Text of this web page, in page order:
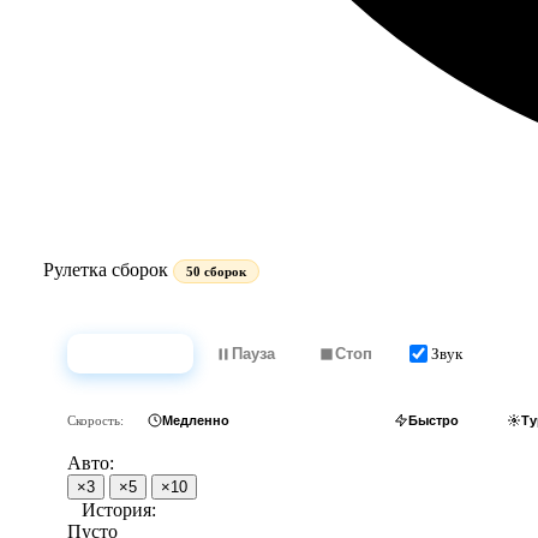
Рулетка сборок 50 сборок
Пауза Стоп Звук
Скорость: Медленно Быстро
Авто:
×3 ×5 ×10
История:
Пусто